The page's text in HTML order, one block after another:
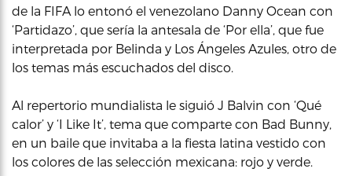
de la FIFA lo entonó el venezolano Danny Ocean con
‘Partidazo’, que sería la antesala de ‘Por ella’, que fue
interpretada por Belinda y Los Ángeles Azules, otro de
los temas más escuchados del disco.
Al repertorio mundialista le siguió J Balvin con ‘Qué
calor’ y ‘I Like It’, tema que comparte con Bad Bunny,
en un baile que invitaba a la fiesta latina vestido con
los colores de las selección mexicana: rojo y verde.